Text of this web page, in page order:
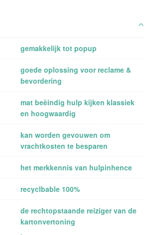
gemakkelijk tot popup
goede oplossing voor reclame &
bevordering
mat beëindig hulp kijken klassiek
en hoogwaardig
kan worden gevouwen om
vrachtkosten te besparen
het merkkennis van hulpinhence
recyclbable 100%
de rechtopstaande reiziger van de
kartonvertoning
,